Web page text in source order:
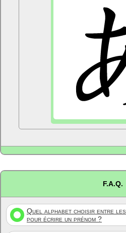
F.A.Q.
Quel alphabet choisir entre les
pour écrire un prénom ?